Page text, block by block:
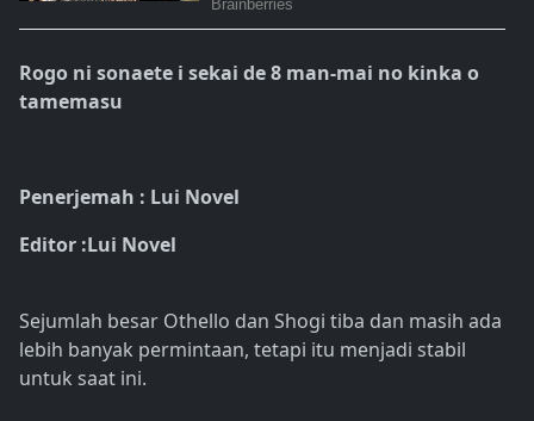
Rogo ni sonaete i sekai de 8 man-mai no kinka o
tamemasu
Penerjemah : Lui Novel
Editor :Lui Novel
Sejumlah besar Othello dan Shogi tiba dan masih ada
lebih banyak permintaan, tetapi itu menjadi stabil
untuk saat ini.